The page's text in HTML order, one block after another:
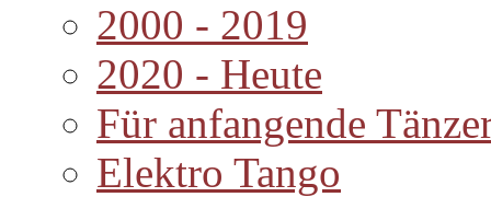
2000 - 2019
2020 - Heute
Für anfangende
Elektro Tango